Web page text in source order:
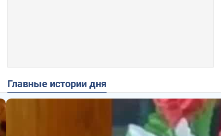
Главные истории дня